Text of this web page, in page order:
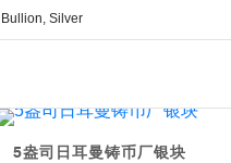
Bullion, Silver
5盎司日耳曼铸币厂银块